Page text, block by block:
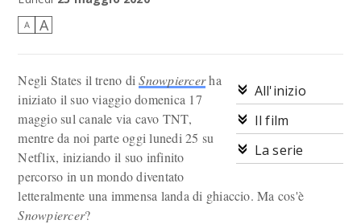
A A
All'inizio
Il film
La serie
Negli States il treno diSnowpiercerha
iniziato il suo viaggio domenica 17
maggio sul canale via cavo TNT,
mentre da noi parte oggi lunedi 25 su
Netflix, iniziando il suo infinito
percorso in un mondo diventato
letteralmente una immensa landa di ghiaccio. Ma cos'è
Snowpiercer?